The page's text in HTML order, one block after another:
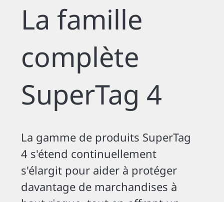
La famille
complète
SuperTag 4
La gamme de produits SuperTag
4 s'étend continuellement
s'élargit pour aider à protéger
davantage de marchandises à